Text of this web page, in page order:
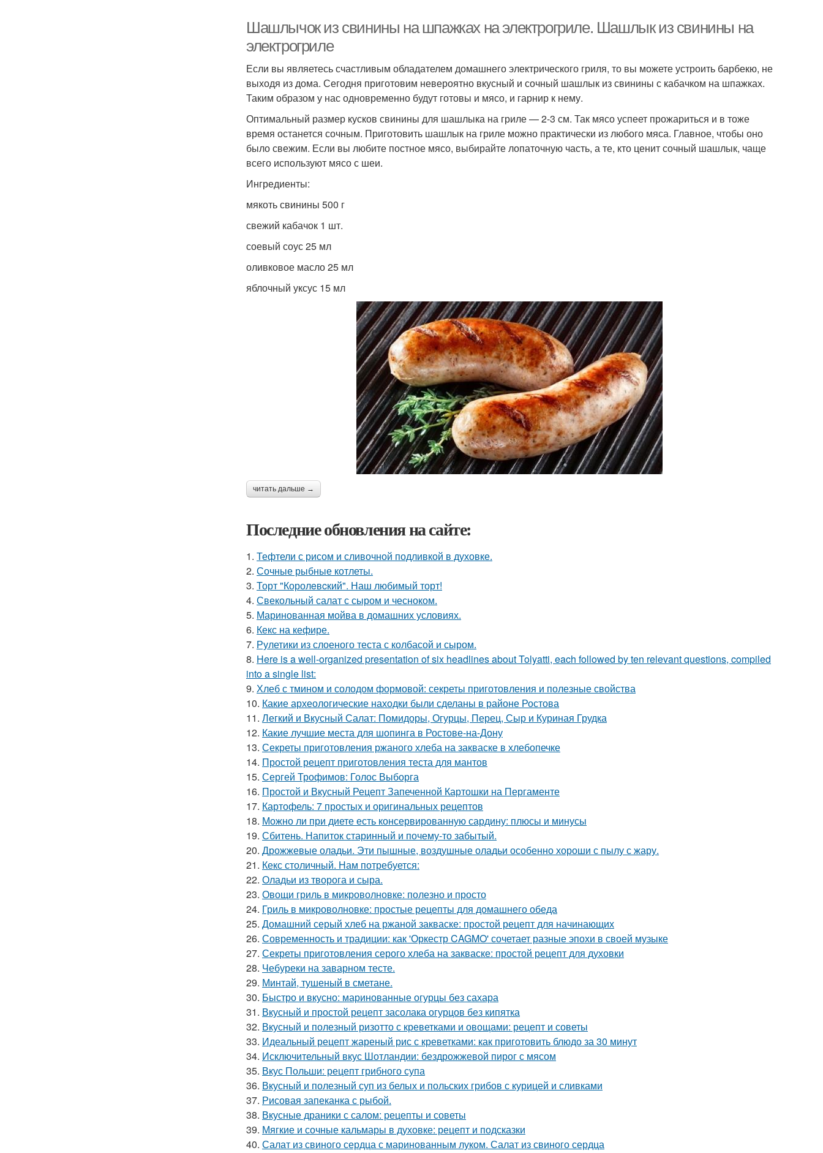
Шашлычок из свинины на шпажках на электрогриле. Шашлык из свинины на
электрогриле
Если вы являетесь счастливым обладателем домашнего электрического гриля, то вы можете устроить барбекю, не
выходя из дома. Сегодня приготовим невероятно вкусный и сочный шашлык из свинины с кабачком на шпажках.
Таким образом у нас одновременно будут готовы и мясо, и гарнир к нему.
Оптимальный размер кусков свинины для шашлыка на гриле — 2-3 см. Так мясо успеет прожариться и в тоже
время останется сочным. Приготовить шашлык на гриле можно практически из любого мяса. Главное, чтобы оно
было свежим. Если вы любите постное мясо, выбирайте лопаточную часть, а те, кто ценит сочный шашлык, чаще
всего используют мясо с шеи.
Ингредиенты:
мякоть свинины 500 г
свежий кабачок 1 шт.
соевый соус 25 мл
оливковое масло 25 мл
яблочный уксус 15 мл
читать дальше →
Последние обновления на сайте:
1. Тефтели с рисом и сливочной подливкой в духовке.
2. Сочные рыбные котлеты.
3. Торт "Королeвcкий". Наш любимый торт!
4. Свекольный салат с сыром и чесноком.
5. Маринованная мойва в домашних условиях.
6. Кекс на кефире.
7. Рулетики из слоеного теста с колбасой и сыром.
8. Here is a well-organized presentation of six headlines about Tolyatti, each followed by ten relevant questions, compiled
into a single list:
9. Хлеб с тмином и солодом формовой: секреты приготовления и полезные свойства
10. Какие археологические находки были сделаны в районе Ростова
11. Легкий и Вкусный Салат: Помидоры, Огурцы, Перец, Сыр и Куриная Грудка
12. Какие лучшие места для шопинга в Ростове-на-Дону
13. Секреты приготовления ржаного хлеба на закваске в хлебопечке
14. Простой рецепт приготовления теста для мантов
15. Сергей Трофимов: Голос Выборга
16. Простой и Вкусный Рецепт Запеченной Картошки на Пергаменте
17. Картофель: 7 простых и оригинальных рецептов
18. Можно ли при диете есть консервированную сардину: плюсы и минусы
19. Сбитень. Напиток старинный и почему-то забытый.
20. Дрожжевые оладьи. Эти пышные, воздушные оладьи особенно хороши с пылу с жару.
21. Кекс столичный. Нам потребуется:
22. Оладьи из творога и сыра.
23. Овощи гриль в микроволновке: полезно и просто
24. Гриль в микроволновке: простые рецепты для домашнего обеда
25. Домашний серый хлеб на ржаной закваске: простой рецепт для начинающих
26. Современность и традиции: как 'Оркестр CAGMO' сочетает разные эпохи в своей музыке
27. Секреты приготовления серого хлеба на закваске: простой рецепт для духовки
28. Чебуреки на заварном тесте.
29. Минтай, тушеный в сметане.
30. Быстро и вкусно: маринованные огурцы без сахара
31. Вкусный и простой рецепт засолака огурцов без кипятка
32. Вкусный и полезный ризотто с креветками и овощами: рецепт и советы
33. Идеальный рецепт жареный рис с креветками: как приготовить блюдо за 30 минут
34. Исключительный вкус Шотландии: бездрожжевой пирог с мясом
35. Вкус Польши: рецепт грибного супа
36. Вкусный и полезный суп из белых и польских грибов с курицей и сливками
37. Рисовая запеканка с рыбой.
38. Вкусные драники с салом: рецепты и советы
39. Мягкие и сочные кальмары в духовке: рецепт и подсказки
40. Салат из свиного сердца с маринованным луком. Салат из свиного сердца